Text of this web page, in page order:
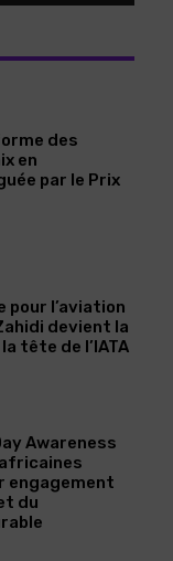
des
en
par le Prix
pour l’aviation
devient la
tête de l’IATA
Awareness
engagement
du